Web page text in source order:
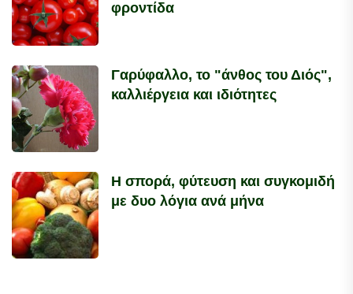
φροντίδα
Γαρύφαλλο, το "άνθος του Διός",
καλλιέργεια και ιδιότητες
Η σπορά, φύτευση και συγκομιδή
με δυο λόγια ανά μήνα